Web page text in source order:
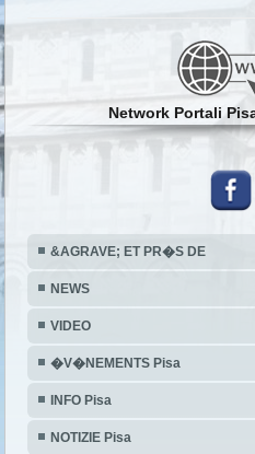
Network Portali
&AGRAVE; ET PR�S DE
NEWS
VIDEO
�V�NEMENTS Pisa
INFO Pisa
NOTIZIE Pisa